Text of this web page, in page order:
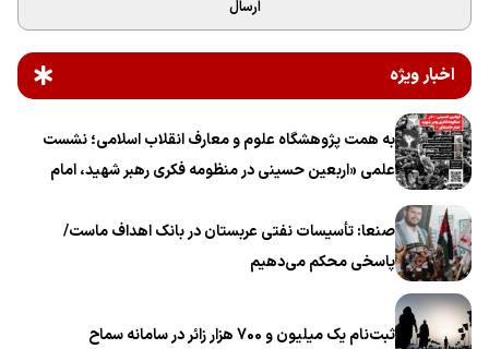
ارسال
اخبار ویژه
به همت پژوهشگاه علوم و معارف انقلاب اسلامی؛ نشست
علمی «اربعین حسینی در منظومه فکری رهبر شهید، امام
صنعا: تأسیسات نفتی عربستان در بانک اهداف ماست/
پاسخی محکم می‌دهیم
ثبت‌نام یک میلیون و 700 هزار زائر در سامانه سماح ‌